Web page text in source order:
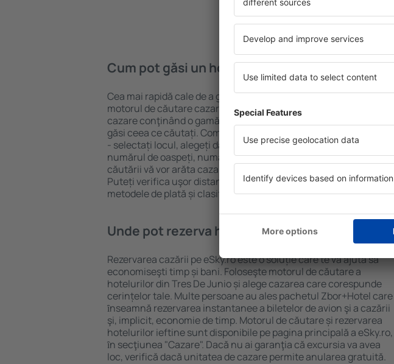
Cum pot găsi un hotel Tres De Junio?
Cea mai rapidă cale de a găsi un hotel Tres De Junio este folosind
motorul de căutare cazare eSky. Baza mare de date cu locuri de
cazare conţinând o gamă largă de opţiuni este o garanție că veți
găsi ceea ce căutați. Completați câmpurile motorului de căutare
- selectați locul, alegeți data de check-in și check-out, adăugați
numărul de oaspeți, numărul de camere şi gata! Rezultatele
căutării vă vor arăta cazarea disponibilă ȋn perioada selectată.
Puteți verifica uşor distanța de la hotel ȋn centrul orașului,
metodele de plată și clasificarea hotelului.
Unde pot rezerva hoteluri ȋn Tres De Junio?
Rezervarea cazării pe eSky.ro este o soluție care te va ajuta să
economiseşti timp și bani. Foloseşte motorul de căutare a
hotelurilor din Tres De Junio și alege cazarea care corespunde
cerințelor tale. Multe persoane au ales pachetul Zbor+Hotel care
ȋnseamnă rezervarea instantanee a biletelor de avion şi a cazării
şi, implicit, economie de timp. Motorul de căutare și rezervarea
hotelurilor ieftine sunt disponibile pe pagina principală a eSky.ro,
ȋn secţiunea "Cazare". Dacă nu ai garanţia că excursia va avea
loc, verifică dacă unitatea de cazare permite anularea gratuită.